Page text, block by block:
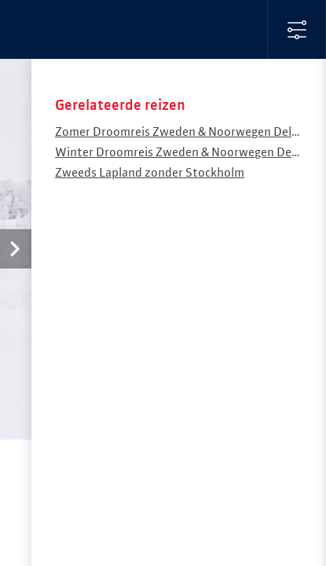
Gerelateerde reizen
Zomer Droomreis Zweden & Noorwegen Deluxe
Winter Droomreis Zweden & Noorwegen Deluxe
Zweeds Lapland zonder Stockholm